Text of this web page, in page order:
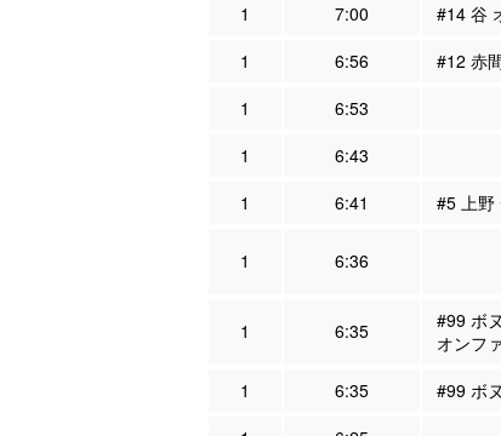
1
7:00
#14 谷
1
6:56
#12 赤
1
6:53
1
6:43
1
6:41 #5 上野
1 6:36
1 6:35
#99 ボ
オンフ
1
6:35
#99 ボ